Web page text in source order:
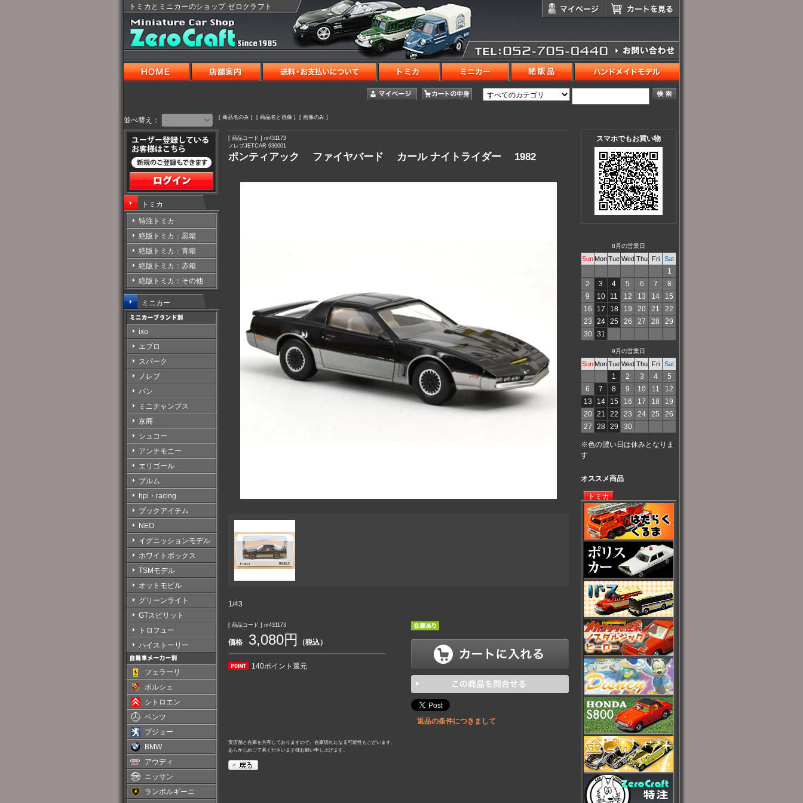
トミカとミニカーのショップ ゼロクラフト
並べ替え： [ 商品名のみ ] [ 商品名と画像 ] [ 画像のみ ]
[ 商品コード ] nr431173
ノレブJETCAR 930001
ポンティアック ファイヤバード カール ナイトライダー 1982
1/43
[ 商品コード ] nr431173
価格 3,080円 （税込）
140ポイント還元
返品の条件につきまして
実店舗と在庫を共有しておりますので、在庫切れになる可能性もございます。
あらかじめご了承くださいます様お願い申し上げます。
トミカ
特注トミカ
絶版トミカ：黒箱
絶版トミカ：青箱
絶版トミカ：赤箱
絶版トミカ：その他
ミニカー
ixo
エブロ
スパーク
ノレブ
バン
ミニチャンプス
京商
シュコー
アンチモニー
エリゴール
ブルム
hpi・racing
ブックアイテム
NEO
イグニッションモデル
ホワイトボックス
TSMモデル
オットモビル
グリーンライト
GTスピリット
トロフュー
ハイストーリー
フェラーリ
ポルシェ
シトロエン
ベンツ
プジョー
BMW
アウディ
ニッサン
ランボルギーニ
スマホでもお買い物
8月の営業日
Sun MonTue Wed Thu Fri Sat
1
2
3 4 5 6 7
8
9
10 11 12 13 14
15
16
17 18 19 20 21
22
23
24 25 26 27 28
29
30
31
9月の営業日
Sun MonTue Wed Thu Fri Sat
1 2 3 4
5
6
7 8 9 10 11
12
13
14 15 16 17 18
19
20
21 22 23 24 25
26
27
28 29 30
※色の濃い日は休みとなりま
す
オススメ商品
トミカ